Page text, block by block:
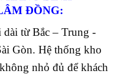
ĐỒNG:
từ Bắc – Trung -
Gòn. Hệ thống kho
nhỏ đủ để khách